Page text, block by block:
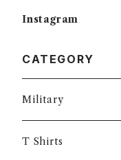
Instagram
CATEGORY
Military
T Shirts